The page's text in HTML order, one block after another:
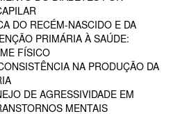
DO RECÉM-NASCIDO E DA
PRIMÁRIA À SAÚDE:
FÍSICO
NA PRODUÇÃO DA
DE AGRESSIVIDADE EM
MENTAIS